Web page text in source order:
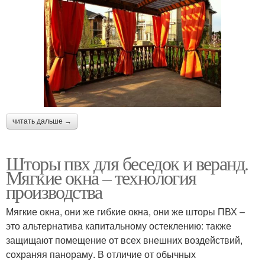
читать дальше →
Шторы пвх для беседок и веранд.
Мягкие окна – технология
производства
Мягкие окна, они же гибкие окна, они же шторы ПВХ –
это альтернатива капитальному остеклению: также
защищают помещение от всех внешних воздействий,
сохраняя панораму. В отличие от обычных